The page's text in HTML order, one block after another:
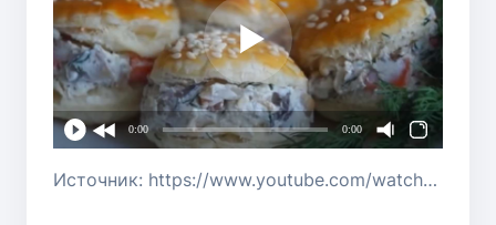
0:00 0:00
Источник: https://www.youtube.com/watch?v=7o1eZDX4oZg